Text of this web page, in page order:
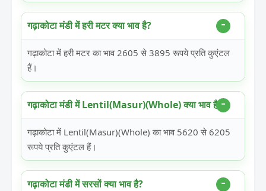
गढ़ाकोटा मंडी में हरी मटर क्या भाव है?
गढ़ाकोटा में हरी मटर का भाव 2605 से 3895 रूपये प्रति कुएंटल
हैं।
गढ़ाकोटा मंडी में Lentil(Masur)(Whole) क्या भाव है?
गढ़ाकोटा में Lentil(Masur)(Whole) का भाव 5620 से 6205
रूपये प्रति कुएंटल हैं।
गढ़ाकोटा मंडी में सरसों क्या भाव है?